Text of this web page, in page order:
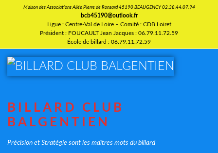
Maison des Associations Allée Pierre de Ronsard 45190 BEAUGENCY 02.38.44.07.94
bcb45190@outlook.fr
Ligue : Centre-Val de Loire – Comité : CDB Loiret
Président : FOUCAULT Jean Jacques : 06.79.11.72.59
École de billard : 06.79.11.72.59
BILLARD CLUB
BALGENTIEN
Précision et Stratégie sont les maîtres mots du billard